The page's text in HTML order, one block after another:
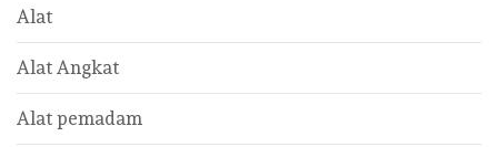
Alat
Alat Angkat
Alat pemadam